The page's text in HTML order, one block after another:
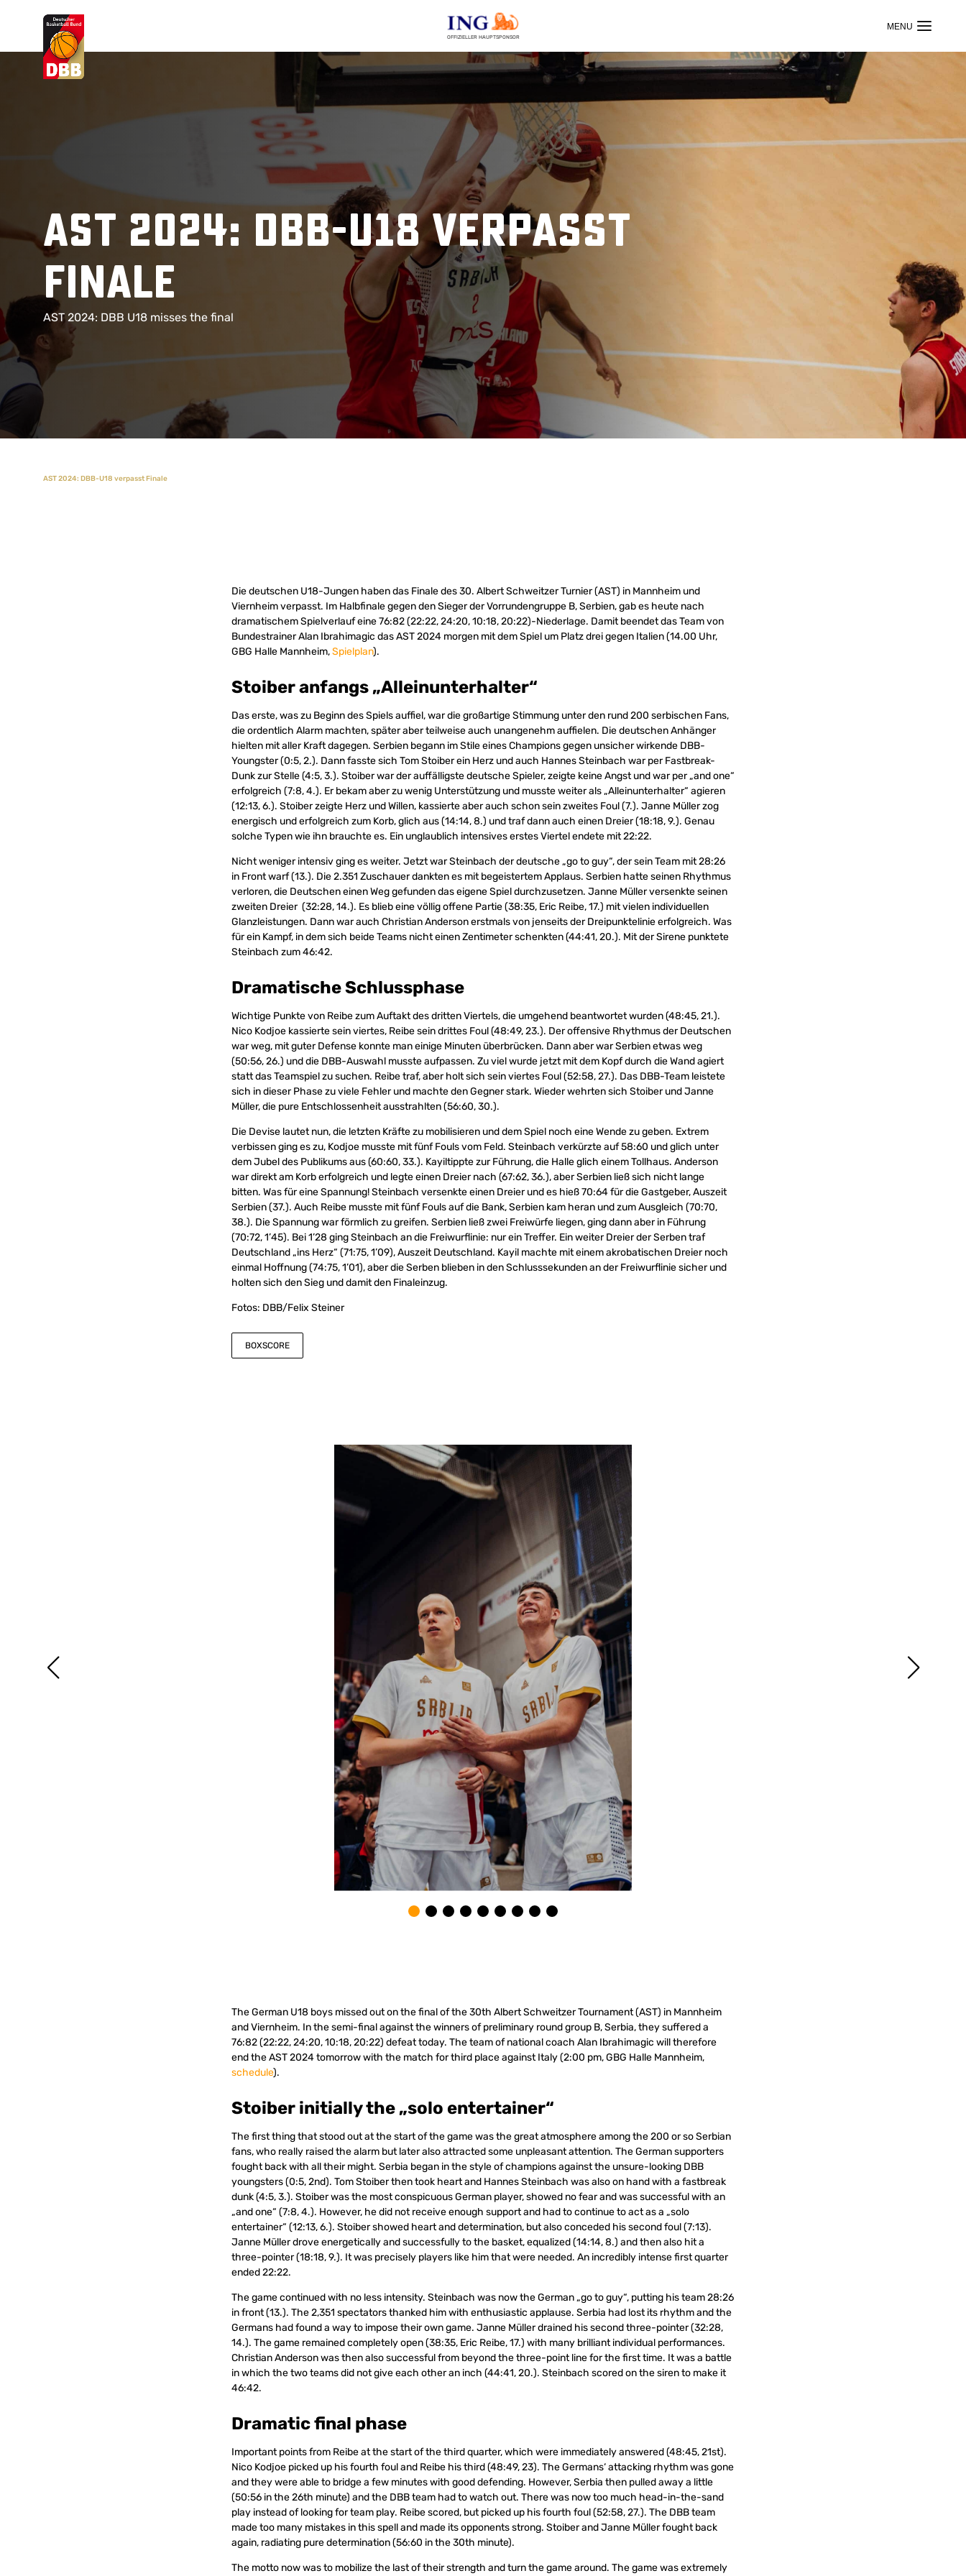
OFFIZIELLER HAUPTSPONSOR
Suchvorschläge
AST 2024: DBB-U18 verpasst
Finale
AST 2024: DBB U18 misses the final
AST 2024: DBB-U18 verpasst Finale
Die deutschen U18-Jungen haben das Finale des 30. Albert Schweitzer Turnier (AST) in Mannheim und
Viernheim verpasst. Im Halbfinale gegen den Sieger der Vorrundengruppe B, Serbien, gab es heute nach
dramatischem Spielverlauf eine 76:82 (22:22, 24:20, 10:18, 20:22)-Niederlage. Damit beendet das Team von
Bundestrainer Alan Ibrahimagic das AST 2024 morgen mit dem Spiel um Platz drei gegen Italien (14.00 Uhr,
GBG Halle Mannheim,Spielplan).
Stoiber anfangs „Alleinunterhalter“
Das erste, was zu Beginn des Spiels auffiel, war die großartige Stimmung unter den rund 200 serbischen Fans,
die ordentlich Alarm machten, später aber teilweise auch unangenehm auffielen. Die deutschen Anhänger
hielten mit aller Kraft dagegen. Serbien begann im Stile eines Champions gegen unsicher wirkende DBB-
Youngster (0:5, 2.). Dann fasste sich Tom Stoiber ein Herz und auch Hannes Steinbach war per Fastbreak-
Dunk zur Stelle (4:5, 3.). Stoiber war der auffälligste deutsche Spieler, zeigte keine Angst und war per „and one“
erfolgreich (7:8, 4.). Er bekam aber zu wenig Unterstützung und musste weiter als „Alleinunterhalter“ agieren
(12:13, 6.). Stoiber zeigte Herz und Willen, kassierte aber auch schon sein zweites Foul (7.). Janne Müller zog
energisch und erfolgreich zum Korb, glich aus (14:14, 8.) und traf dann auch einen Dreier (18:18, 9.). Genau
solche Typen wie ihn brauchte es. Ein unglaublich intensives erstes Viertel endete mit 22:22.
Nicht weniger intensiv ging es weiter. Jetzt war Steinbach der deutsche „go to guy“, der sein Team mit 28:26
in Front warf (13.). Die 2.351 Zuschauer dankten es mit begeistertem Applaus. Serbien hatte seinen Rhythmus
verloren, die Deutschen einen Weg gefunden das eigene Spiel durchzusetzen. Janne Müller versenkte seinen
zweiten Dreier (32:28, 14.). Es blieb eine völlig offene Partie (38:35, Eric Reibe, 17.) mit vielen individuellen
Glanzleistungen. Dann war auch Christian Anderson erstmals von jenseits der Dreipunktelinie erfolgreich. Was
für ein Kampf, in dem sich beide Teams nicht einen Zentimeter schenkten (44:41, 20.). Mit der Sirene punktete
Steinbach zum 46:42.
Dramatische Schlussphase
Wichtige Punkte von Reibe zum Auftakt des dritten Viertels, die umgehend beantwortet wurden (48:45, 21.).
Nico Kodjoe kassierte sein viertes, Reibe sein drittes Foul (48:49, 23.). Der offensive Rhythmus der Deutschen
war weg, mit guter Defense konnte man einige Minuten überbrücken. Dann aber war Serbien etwas weg
(50:56, 26.) und die DBB-Auswahl musste aufpassen. Zu viel wurde jetzt mit dem Kopf durch die Wand agiert
statt das Teamspiel zu suchen. Reibe traf, aber holt sich sein viertes Foul (52:58, 27.). Das DBB-Team leistete
sich in dieser Phase zu viele Fehler und machte den Gegner stark. Wieder wehrten sich Stoiber und Janne
Müller, die pure Entschlossenheit ausstrahlten (56:60, 30.).
Die Devise lautet nun, die letzten Kräfte zu mobilisieren und dem Spiel noch eine Wende zu geben. Extrem
verbissen ging es zu, Kodjoe musste mit fünf Fouls vom Feld. Steinbach verkürzte auf 58:60 und glich unter
dem Jubel des Publikums aus (60:60, 33.). Kayiltippte zur Führung, die Halle glich einem Tollhaus. Anderson
war direkt am Korb erfolgreich und legte einen Dreier nach (67:62, 36.), aber Serbien ließ sich nicht lange
bitten. Was für eine Spannung! Steinbach versenkte einen Dreier und es hieß 70:64 für die Gastgeber, Auszeit
Serbien (37.). Auch Reibe musste mit fünf Fouls auf die Bank, Serbien kam heran und zum Ausgleich (70:70,
38.). Die Spannung war förmlich zu greifen. Serbien ließ zwei Freiwürfe liegen, ging dann aber in Führung
(70:72, 1’45). Bei 1’28 ging Steinbach an die Freiwurflinie: nur ein Treffer. Ein weiter Dreier der Serben traf
Deutschland „ins Herz“ (71:75, 1’09), Auszeit Deutschland. Kayil machte mit einem akrobatischen Dreier noch
einmal Hoffnung (74:75, 1’01), aber die Serben blieben in den Schlusssekunden an der Freiwurflinie sicher und
holten sich den Sieg und damit den Finaleinzug.
Fotos: DBB/Felix Steiner
BOXSCORE
The German U18 boys missed out on the final of the 30th Albert Schweitzer Tournament (AST) in Mannheim
and Viernheim. In the semi-final against the winners of preliminary round group B, Serbia, they suffered a
76:82 (22:22, 24:20, 10:18, 20:22) defeat today. The team of national coach Alan Ibrahimagic will therefore
end the AST 2024 tomorrow with the match for third place against Italy (2:00 pm, GBG Halle Mannheim,
schedule).
Stoiber initially the „solo entertainer“
The first thing that stood out at the start of the game was the great atmosphere among the 200 or so Serbian
fans, who really raised the alarm but later also attracted some unpleasant attention. The German supporters
fought back with all their might. Serbia began in the style of champions against the unsure-looking DBB
youngsters (0:5, 2nd). Tom Stoiber then took heart and Hannes Steinbach was also on hand with a fastbreak
dunk (4:5, 3.). Stoiber was the most conspicuous German player, showed no fear and was successful with an
„and one“ (7:8, 4.). However, he did not receive enough support and had to continue to act as a „solo
entertainer“ (12:13, 6.). Stoiber showed heart and determination, but also conceded his second foul (7:13).
Janne Müller drove energetically and successfully to the basket, equalized (14:14, 8.) and then also hit a
three-pointer (18:18, 9.). It was precisely players like him that were needed. An incredibly intense first quarter
ended 22:22.
The game continued with no less intensity. Steinbach was now the German „go to guy“, putting his team 28:26
in front (13.). The 2,351 spectators thanked him with enthusiastic applause. Serbia had lost its rhythm and the
Germans had found a way to impose their own game. Janne Müller drained his second three-pointer (32:28,
14.). The game remained completely open (38:35, Eric Reibe, 17.) with many brilliant individual performances.
Christian Anderson was then also successful from beyond the three-point line for the first time. It was a battle
in which the two teams did not give each other an inch (44:41, 20.). Steinbach scored on the siren to make it
46:42.
Dramatic final phase
Important points from Reibe at the start of the third quarter, which were immediately answered (48:45, 21st).
Nico Kodjoe picked up his fourth foul and Reibe his third (48:49, 23). The Germans‘ attacking rhythm was gone
and they were able to bridge a few minutes with good defending. However, Serbia then pulled away a little
(50:56 in the 26th minute) and the DBB team had to watch out. There was now too much head-in-the-sand
play instead of looking for team play. Reibe scored, but picked up his fourth foul (52:58, 27.). The DBB team
made too many mistakes in this spell and made its opponents strong. Stoiber and Janne Müller fought back
again, radiating pure determination (56:60 in the 30th minute).
The motto now was to mobilize the last of their strength and turn the game around. The game was extremely